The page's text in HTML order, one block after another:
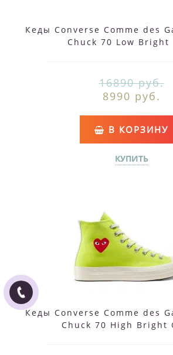
Кеды Converse Comme des
Chuck 70 Low Bright
16890 руб.
8990 руб.
В КОРЗИНУ
КУПИТЬ
Кеды Converse Comme des
Chuck 70 High Bright